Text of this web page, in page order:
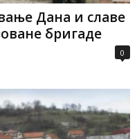
Дана и славе
бригаде
0